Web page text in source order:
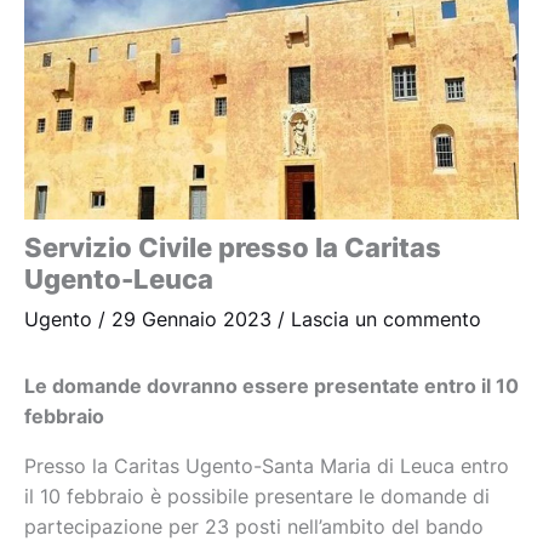
Servizio Civile presso la Caritas
Ugento-Leuca
Ugento / 29 Gennaio 2023 / Lascia un commento
Le domande dovranno essere presentate entro il 10
febbraio
Presso la Caritas Ugento-Santa Maria di Leuca entro
il 10 febbraio è possibile presentare le domande di
partecipazione per 23 posti nell’ambito del bando